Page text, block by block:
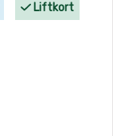
Liftkort